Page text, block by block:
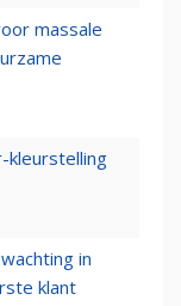
massale
kleurstelling
in
klant